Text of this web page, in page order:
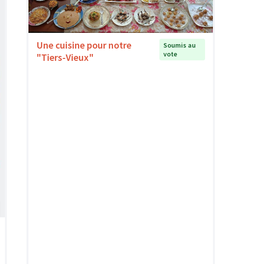
Une cuisine pour notre
"Tiers-Vieux"
Soumis au
vote